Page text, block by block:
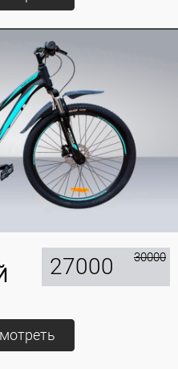
27000 30000